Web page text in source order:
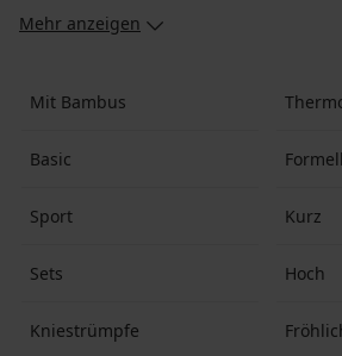
umfasst Socken für jeden Anlass - formelle
feierlichen Anlässen, Sportsocken für aktive
möchten, dann greifen Sie zu fröhlichen
Mehr anzeigen
Mit Bambus
Basic Formell
Sport Kurz
Sets Hoch
Kniestrümpfe